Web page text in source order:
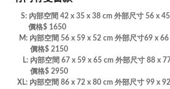
S: 內部空間 42 x 35 x 38 cm 外部尺寸 56 x
價格$ 1650
M: 內部空間 56 x 59 x 52 cm 外部尺寸69 x 66
價格$ 2150
L: 內部空間 67 x 59 x 65 cm 外部尺寸 88 x
價格$ 2950
XL: 內部空間 86 x 72 x 80 cm 外部尺寸 99 x